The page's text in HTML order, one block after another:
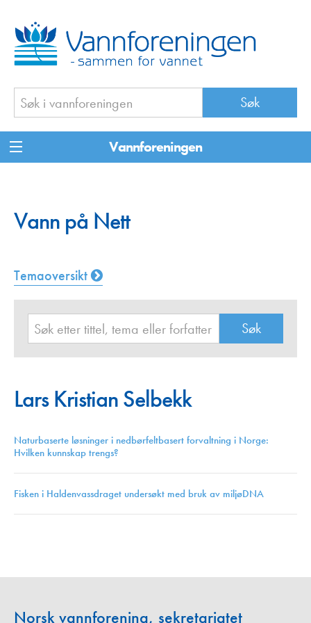
Vannforeningen
Vann på Nett
Temaoversikt
Lars Kristian Selbekk
Naturbaserte løsninger i nedbørfeltbasert forvaltning i Norge:
Hvilken kunnskap trengs?
Fisken i Haldenvassdraget undersøkt med bruk av miljøDNA
Norsk vannforening, sekretariatet